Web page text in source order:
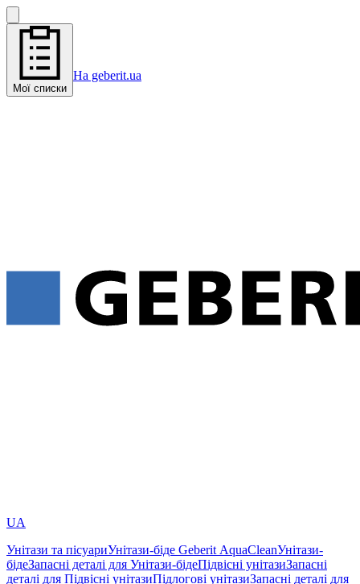
Мої списки
На geberit.ua
UA
Унітази та пісуариУнітази-біде Geberit AquaCleanУнітази-
бідеЗапасні деталі для Унітази-бідеПідвісні унітазиЗапасні
деталі для Підвісні унітазиПідлогові унітазиЗапасні деталі для